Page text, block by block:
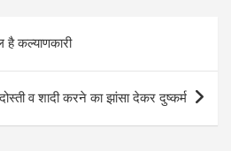
कल्याणकारी
व शादी करने का झांसा देकर दुष्कर्म